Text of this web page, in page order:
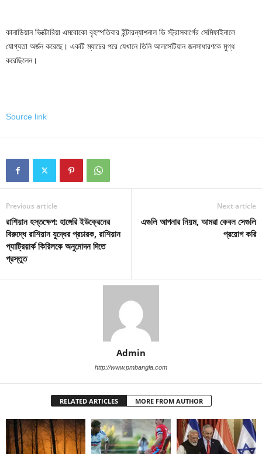
কানাডিয়ান ভিক্টোরিয়া এমবোকো বৃহস্পতিবার ইন্টারন্যাশনাল ডি স্ট্রাসবার্গের সেমিফাইনালে
যোগ্যতা অর্জন করেছে। একটি ম্যাচের পরে যেখানে তিনি আলসেটিয়ান জনসাধারণকে মুগ্ধ
করেছিলেন।
Source link
Previous article
রাশিয়ান হস্তক্ষেপ: হাঙ্গেরি ইউক্রেনের
বিরুদ্ধে রাশিয়ান যুদ্ধের প্রচারক, রাশিয়ান
প্যাট্রিয়ার্ক কিরিলকে অনুমোদন দিতে
প্রস্তুত
Next article
এগুলি আপনার নিয়ম, আমরা কেবল সেগুলি
প্রয়োগ করি
Admin
http://www.pmbangla.com
RELATED ARTICLES MORE FROM AUTHOR